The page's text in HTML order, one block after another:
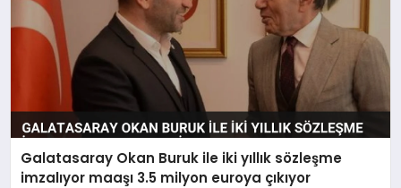
Galatasaray Okan Buruk ile iki yıllık sözleşme
imzalıyor maaşı 3.5 milyon euroya çıkıyor